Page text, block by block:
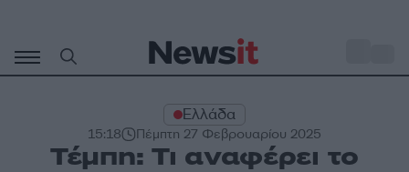
περιεχόμενο
Ελλάδα
15:18 Πέμπτη 27 Φεβρουαρίου 2025
Τέμπη: Τι αναφέρει το